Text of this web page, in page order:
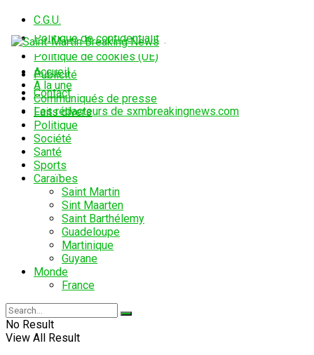
C.G.U.
Politique de confidentialité
Politique de cookies (UE)
Publicité
Contact
Les rédacteurs de sxmbreakingnews.com
Accueil
A la une
Communiqués de presse
Faits divers
Politique
Société
Santé
Sports
Caraïbes
Saint Martin
Sint Maarten
Saint Barthélemy
Guadeloupe
Martinique
Guyane
Monde
France
No Result
View All Result